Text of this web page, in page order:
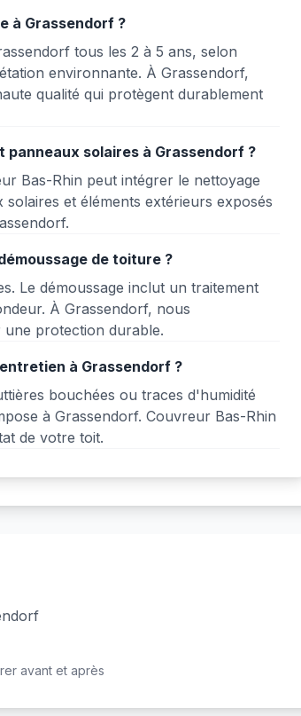
à Grassendorf ?
tous les 2 à 5 ans, selon
environnante. À Grassendorf,
qualité qui protègent durablement
solaires à Grassendorf ?
Bas-Rhin peut intégrer le nettoyage
et éléments extérieurs exposés
de toiture ?
Le démoussage inclut un traitement
À Grassendorf, nous
protection durable.
à Grassendorf ?
bouchées ou traces d'humidité
à Grassendorf. Couvreur Bas-Rhin
de votre toit.
Avant
avant et après